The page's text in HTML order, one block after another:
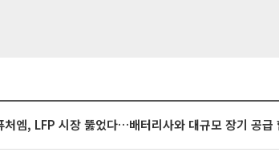
처엠, LFP 시장 뚫었다…배터리사와 대규모 장기 공급